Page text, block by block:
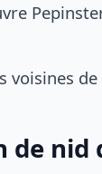
voisines
nid